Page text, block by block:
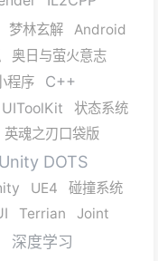
梦林玄解
Android
奥日与萤火意志
程序
C++
UIToolKit
状态系统
英魂之刃口袋版
Unity DOTS
UE4
碰撞系统
Terrian
Joint
深度学习